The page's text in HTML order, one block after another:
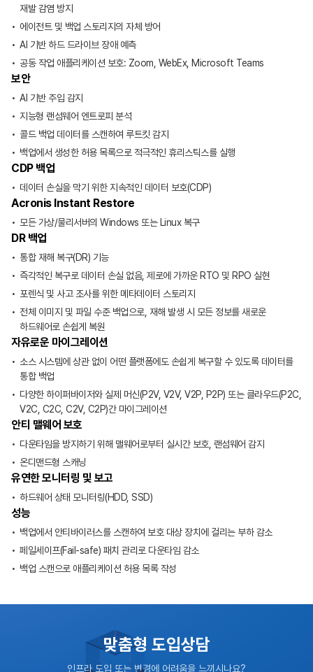
재발 감염 방지
에이전트 및 백업 스토리지의 자체 방어
AI 기반 하드 드라이브 장애 예측
공동 작업 애플리케이션 보호: Zoom, WebEx, Microsoft Teams
보안
AI 기반 주입 감지
지능형 랜섬웨어 엔트로피 분석
콜드 백업 데이터를 스캔하여 루트킷 감지
백업에서 생성한 허용 목록으로 적극적인 휴리스틱스를 실행
CDP 백업
데이터 손실을 막기 위한 지속적인 데이터 보호(CDP)
Acronis Instant Restore
모든 가상/물리서버의 Windows 또는 Linux 복구
DR 백업
통합 재해 복구(DR) 기능
즉각적인 복구로 데이터 손실 없음, 제로에 가까운 RTO 및 RPO 실현
포렌식 및 사고 조사를 위한 메타데이터 스토리지
전체 이미지 및 파일 수준 백업으로, 재해 발생 시 모든 정보를 새로운
하드웨어로 손쉽게 복원
자유로운 마이그레이션
소스 시스템에 상관 없이 어떤 플랫폼에도 손쉽게 복구할 수 있도록 데이터를
통합 백업
다양한 하이퍼바이저와 실제 머신(P2V, V2V, V2P, P2P) 또는 클라우드(P2C,
V2C, C2C, C2V, C2P)간 마이그레이션
안티 맬웨어 보호
다운타임을 방지하기 위해 맬웨어로부터 실시간 보호, 랜섬웨어 감지
온디맨드형 스캐닝
유연한 모니터링 및 보고
하드웨어 상태 모니터링(HDD, SSD)
성능
백업에서 안티바이러스를 스캔하여 보호 대상 장치에 걸리는 부하 감소
페일세이프(Fail-safe) 패치 관리로 다운타임 감소
백업 스캔으로 애플리케이션 허용 목록 작성
맞춤형 도입상담
인프라 도입 또는 변경에 어려움을 느끼시나요?